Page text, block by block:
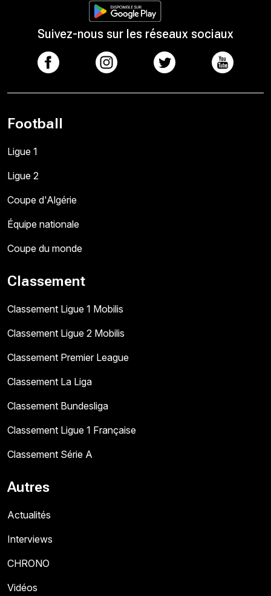
Suivez-nous sur les réseaux sociaux
Football
Ligue 1
Ligue 2
Coupe d'Algérie
Équipe nationale
Coupe du monde
Classement
Classement Ligue 1 Mobilis
Classement Ligue 2 Mobilis
Classement Premier League
Classement La Liga
Classement Bundesliga
Classement Ligue 1 Française
Classement Série A
Autres
Actualités
Interviews
CHRONO
Vidéos